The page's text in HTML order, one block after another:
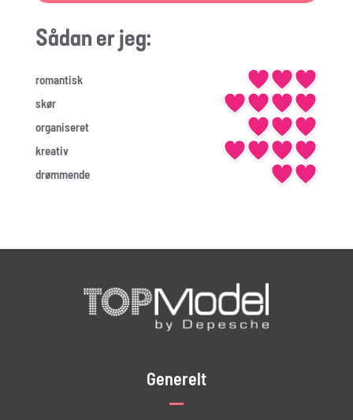
Sådan er jeg:
romantisk
skør
organiseret
kreativ
drømmende
Generelt